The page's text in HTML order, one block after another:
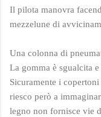
Il pilota manovra
mezzelune di
Una colonna di
La gomma è sgualcita
Sicuramente i
riesco però a
legno non fornisce vie